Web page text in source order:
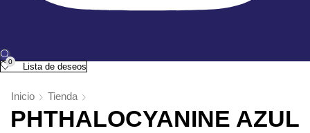
0 Lista de deseos
Inicio Tienda
PHTHALOCYANINE AZUL